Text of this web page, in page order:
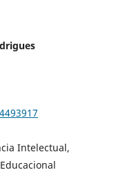
Intelectual,